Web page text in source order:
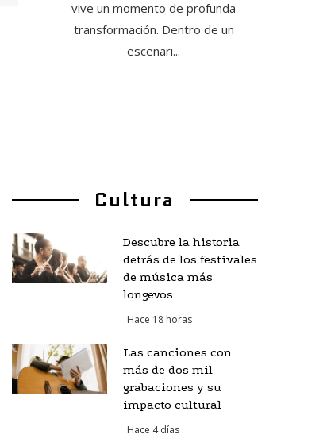
vive un momento de profunda
transformación. Dentro de un
escenari...
Cultura
Descubre la historia
detrás de los festivales
de música más
longevos
Hace 18 horas
Las canciones con
más de dos mil
grabaciones y su
impacto cultural
Hace 4 días